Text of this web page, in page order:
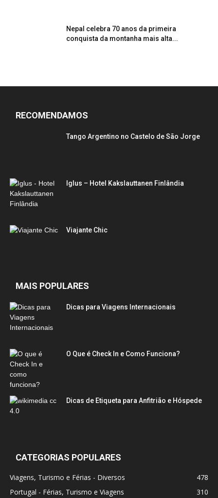
Nepal celebra 70 anos da primeira
conquista da montanha mais alta...
RECOMENDAMOS
Tango Argentino no Castelo de São Jorge
Iglus – Hotel Kakslauttanen Finlândia
Viajante Chic
MAIS POPULARES
Dicas para Viagens Internacionais
O Que é Check In e Como Funciona?
Dicas de Etiqueta para Anfitrião e Hóspede
CATEGORIAS POPULARES
Viagens, Turismo e Férias - Diversos
478
Portugal - Férias, Turismo e Viagens
310